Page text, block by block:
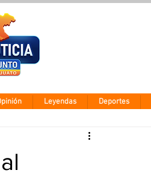
Leyendas Deportes